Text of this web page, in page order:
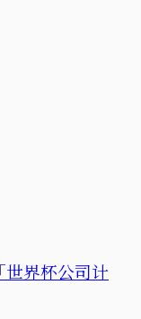
界杯公司计